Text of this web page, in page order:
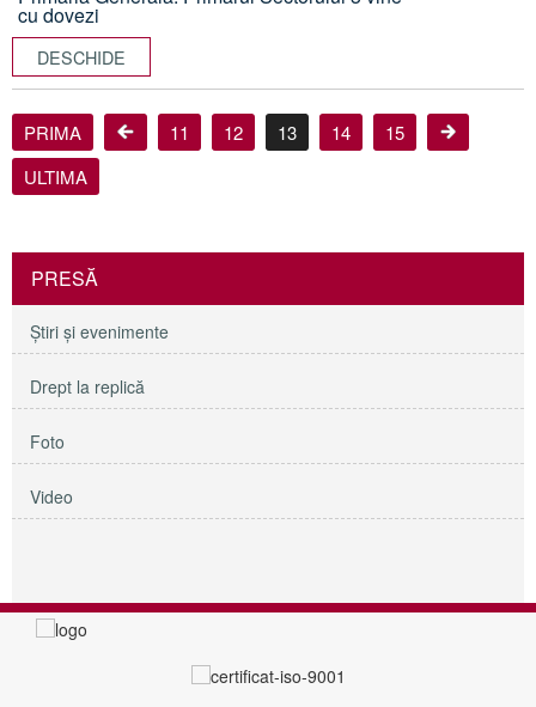
cu dovezi
DESCHIDE
PRIMA 11 12 13 14
15
ULTIMA
PRESĂ
Ştiri şi evenimente
Drept la replică
Foto
Video